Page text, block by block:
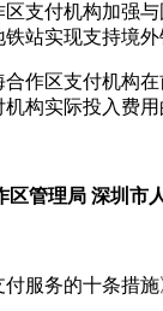
支付机构加强
站实现支持境外
作区支付机构
构实际投入费用
管理局 深圳市
服务的十条措施